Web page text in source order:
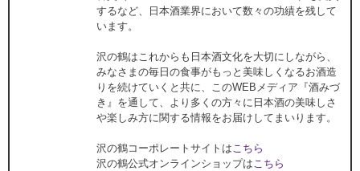
するなど、日本酒業界において数々の功績を残して
います。
沢の鶴はこれからも日本酒文化を大切にしながら、
みなさまの毎日の食事がもっと美味しくなるお酒造
りを続けていくと共に、このWEBメディア『酒みづ
き』を通して、より多くの方々に日本酒の美味しさ
や楽しみ方に関する情報をお届けしてまいります。
沢の鶴コーポレートサイトはこちら
沢の鶴公式オンラインショップはこちら